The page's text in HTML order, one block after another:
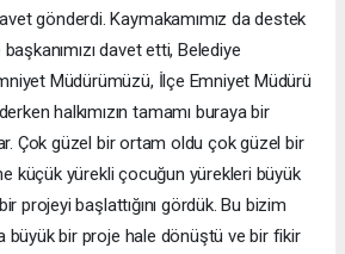
gönderdi. Kaymakamımız da destek
davet etti, Belediye
Müdürümüzü, İlçe Emniyet Müdürü
halkımızın tamamı buraya bir
Çok güzel bir ortam oldu çok güzel bir
küçük yürekli çocuğun yürekleri büyük
projeyi başlattığını gördük. Bu bizim
büyük bir proje hale dönüştü ve bir fikir